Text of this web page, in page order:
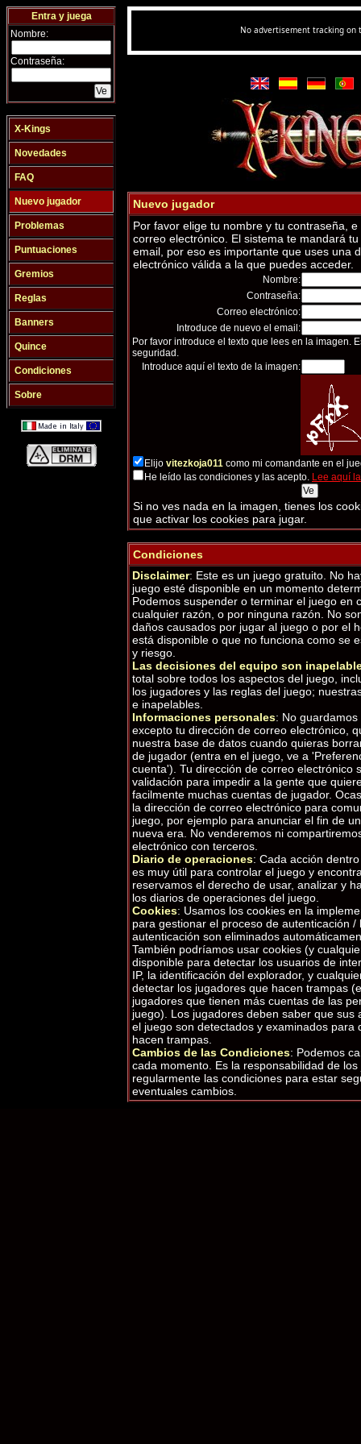
Entra y juega
Nombre:
Contraseña:
X-Kings
Novedades
FAQ
Nuevo jugador
Problemas
Puntuaciones
Gremios
Reglas
Banners
Quince
Condiciones
Sobre
Nuevo jugador
Por favor elige tu nombre y tu contraseña,
correo electrónico. El sistema te mandará
email, por eso es importante que uses una
electrónico válida a la que puedes acceder.
Nombre:
Contraseña:
Correo electrónico:
Introduce de nuevo el email:
Por favor introduce el texto que lees en la imagen.
seguridad.
Introduce aquí el texto de la imagen:
Elijo vitezkoja011 como mi comandante en el
He leído las condiciones y las acepto. Lee aquí
Si no ves nada en la imagen, tienes los
que activar los cookies para jugar.
Condiciones
Disclaimer: Este es un juego gratuito. No
juego esté disponible en un momento
Podemos suspender o terminar el juego en
cualquier razón, o por ninguna razón. No
daños causados por jugar al juego o por el
está disponible o que no funciona como se
y riesgo.
Las decisiones del equipo son
total sobre todos los aspectos del juego,
los jugadores y las reglas del juego;
e inapelables.
Informaciones personales: No
excepto tu dirección de correo electrónico,
nuestra base de datos cuando quieras
de jugador (entra en el juego, ve a
cuenta'). Tu dirección de correo electrónico
validación para impedir a la gente que
facilmente muchas cuentas de jugador.
la dirección de correo electrónico para
juego, por ejemplo para anunciar el fin de
nueva era. No venderemos ni
electrónico con terceros.
Diario de operaciones: Cada acción
es muy útil para controlar el juego y
reservamos el derecho de usar, analizar y
los diarios de operaciones del juego.
Cookies: Usamos los cookies en la
para gestionar el proceso de autenticación /
autenticación son eliminados
También podríamos usar cookies (y
disponible para detectar los usuarios de
IP, la identificación del explorador, y
detectar los jugadores que hacen trampas
jugadores que tienen más cuentas de las
juego). Los jugadores deben saber que sus
el juego son detectados y examinados para
hacen trampas.
Cambios de las Condiciones: Podemos
cada momento. Es la responsabilidad de
regularmente las condiciones para estar
eventuales cambios.